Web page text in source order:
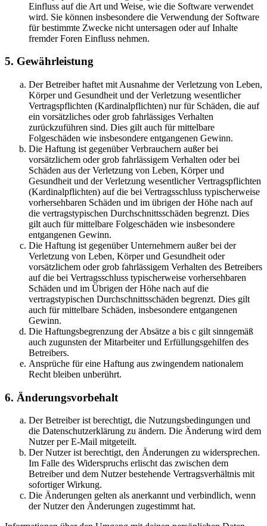
Einfluss auf die Art und Weise, wie die Software verwendet
wird. Sie können insbesondere die Verwendung der Software
für bestimmte Zwecke nicht untersagen oder auf Inhalte
fremder Foren Einfluss nehmen.
5. Gewährleistung
Der Betreiber haftet mit Ausnahme der Verletzung von Leben,
Körper und Gesundheit und der Verletzung wesentlicher
Vertragspflichten (Kardinalpflichten) nur für Schäden, die auf
ein vorsätzliches oder grob fahrlässiges Verhalten
zurückzuführen sind. Dies gilt auch für mittelbare
Folgeschäden wie insbesondere entgangenen Gewinn.
Die Haftung ist gegenüber Verbrauchern außer bei
vorsätzlichem oder grob fahrlässigem Verhalten oder bei
Schäden aus der Verletzung von Leben, Körper und
Gesundheit und der Verletzung wesentlicher Vertragspflichten
(Kardinalpflichten) auf die bei Vertragsschluss typischerweise
vorhersehbaren Schäden und im übrigen der Höhe nach auf
die vertragstypischen Durchschnittsschäden begrenzt. Dies
gilt auch für mittelbare Folgeschäden wie insbesondere
entgangenen Gewinn.
Die Haftung ist gegenüber Unternehmern außer bei der
Verletzung von Leben, Körper und Gesundheit oder
vorsätzlichem oder grob fahrlässigem Verhalten des Betreibers
auf die bei Vertragsschluss typischerweise vorhersehbaren
Schäden und im Übrigen der Höhe nach auf die
vertragstypischen Durchschnittsschäden begrenzt. Dies gilt
auch für mittelbare Schäden, insbesondere entgangenen
Gewinn.
Die Haftungsbegrenzung der Absätze a bis c gilt sinngemäß
auch zugunsten der Mitarbeiter und Erfüllungsgehilfen des
Betreibers.
Ansprüche für eine Haftung aus zwingendem nationalem
Recht bleiben unberührt.
6. Änderungsvorbehalt
Der Betreiber ist berechtigt, die Nutzungsbedingungen und
die Datenschutzerklärung zu ändern. Die Änderung wird dem
Nutzer per E-Mail mitgeteilt.
Der Nutzer ist berechtigt, den Änderungen zu widersprechen.
Im Falle des Widerspruchs erlischt das zwischen dem
Betreiber und dem Nutzer bestehende Vertragsverhältnis mit
sofortiger Wirkung.
Die Änderungen gelten als anerkannt und verbindlich, wenn
der Nutzer den Änderungen zugestimmt hat.